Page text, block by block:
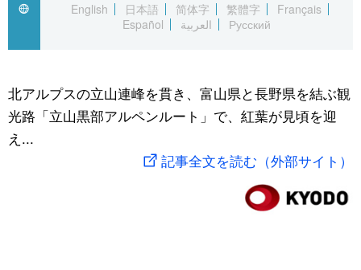
Русский
国際
文化
アーカイブ
Japan Data
動画/Live
スポーツ・東京2020
English
日本語 简体字 繁體字
Français
Español
العربية Русский
北アルプスの立山連峰を貫き、富山県と長野県を結ぶ観
光路「立山黒部アルペンルート」で、紅葉が見頃を迎
え...
記事全文を読む（外部サイト）